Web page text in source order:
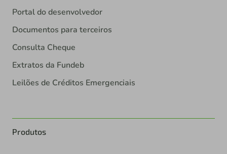
Portal do desenvolvedor
Documentos para terceiros
Consulta Cheque
Extratos da Fundeb
Leilões de Créditos Emergenciais
Produtos